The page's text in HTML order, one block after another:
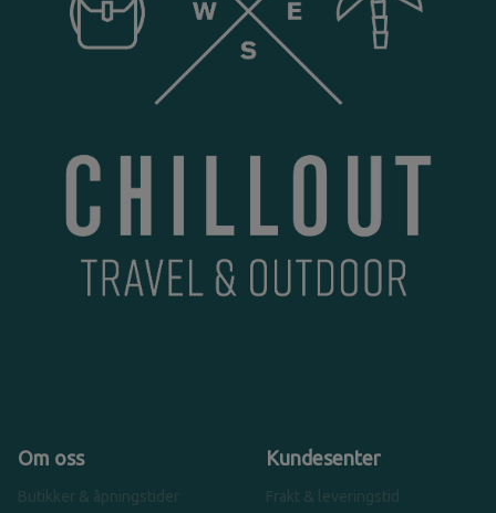
Om oss
Butikker & åpningstider
Kundesenter
Frakt & leveringstid